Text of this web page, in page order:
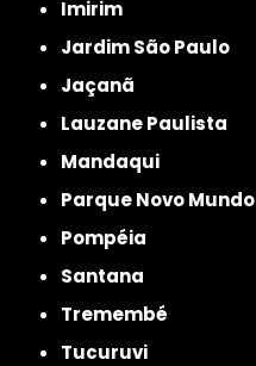
Imirim
Jardim São Paulo
Jaçanã
Lauzane Paulista
Mandaqui
Parque Novo Mundo
Pompéia
Santana
Tremembé
Tucuruvi